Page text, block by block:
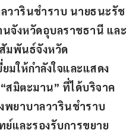
วารินชำราบ นายธนะรัช
จังหวัดอุบลราชธานี และ
มพันธ์จังหวัด
มให้กำลังใจและแสดง
มิตะมาน” ที่ได้บริจาค
พยาบาลวารินชำราบ
และรองรับการขยาย